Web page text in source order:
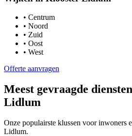
• Centrum
• Noord
• Zuid
• Oost
• West
Offerte aanvragen
Meest gevraagde
Lidlum
Onze populairste klussen voor inwoners
Lidlum.